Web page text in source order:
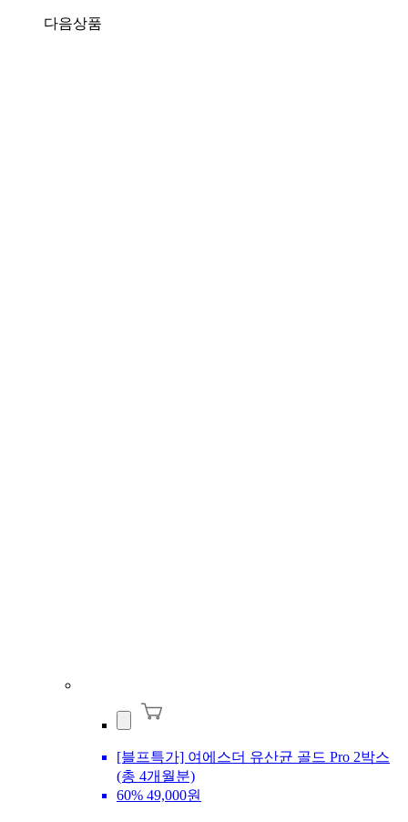
다음상품
[블프특가] 여에스더 유산균 골드 Pro 2박스
(총 4개월분)
60% 49,000원